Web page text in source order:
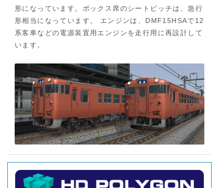
キ
ハ
48
ホ
ム
へ
戻
る
形になっています。ボックス席のシートピッチは、急行
形相当になっています。 エンジンは、DMF15HSAで12
系客車などの電源装置用エンジンを走行用に再設計して
います。